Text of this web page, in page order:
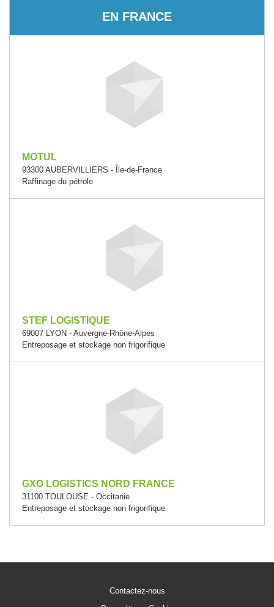
EN FRANCE
MOTUL
93300 AUBERVILLIERS - Île-de-France
Raffinage du pétrole
STEF LOGISTIQUE
69007 LYON - Auvergne-Rhône-Alpes
Entreposage et stockage non frigorifique
GXO LOGISTICS NORD FRANCE
31100 TOULOUSE - Occitanie
Entreposage et stockage non frigorifique
Contactez-nous